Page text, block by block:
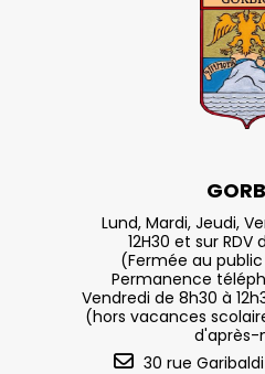
Lund, Mardi, Jeudi,
12H30 et sur RDV
(Fermée au
Permanence
Vendredi de 8h30 à
(hors vacances
d'après-
30 rue